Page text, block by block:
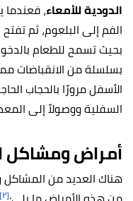
الدودية للأمعاء، فعندما
الفم إلى البلعوم، ثم
بحيث تسمح للطعام
بسلسلة من الانقباضات
الأسفل مرورًا بالحجاب
السفلية ووصولاً إلى
أمراض ومشاكل
هناك العديد من المشاكل
[٢]